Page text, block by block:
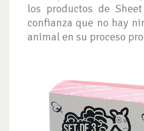
los productos de
confianza que no hay
animal en su proceso